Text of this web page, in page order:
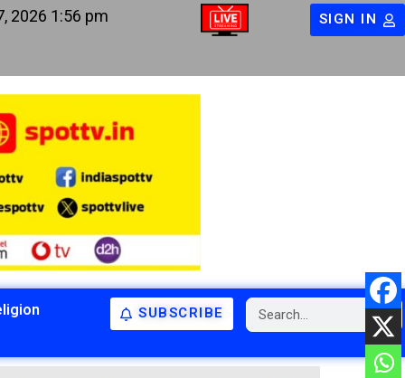
2026 1:56 pm SIGN IN
SUBSCRIBE
LATEST NEWS